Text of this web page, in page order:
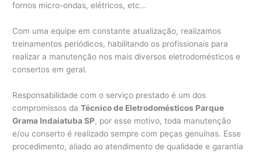
fornos micro-ondas, elétricos, etc…
Com uma equipe em constante atualização, realizamos
treinamentos periódicos, habilitando os profissionais para
realizar a manutenção nos mais diversos eletrodomésticos e
consertos em geral.
Responsabilidade com o serviço prestado é um dos
compromissos daTécnico de Eletrodomésticos Parque
Grama Indaiatuba SP, por esse motivo, toda manutenção
e/ou conserto é realizado sempre com peças genuínas. Esse
procedimento, aliado ao atendimento de qualidade e garantia